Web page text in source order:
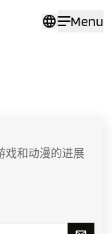
Menu
戏和动漫的进展